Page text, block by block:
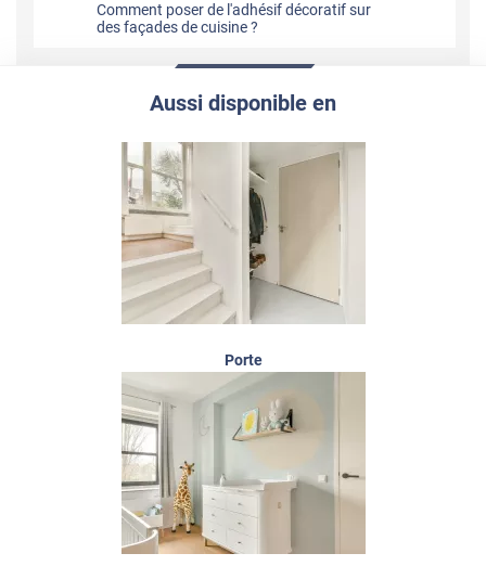
Comment poser de l'adhésif décoratif sur
des façades de cuisine ?
Aussi disponible en
Porte